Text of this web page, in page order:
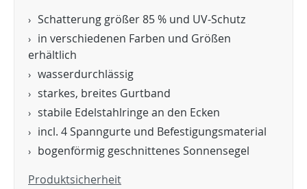
Schatterung größer 85 % und UV-Schutz
in verschiedenen Farben und Größen
erhältlich
wasserdurchlässig
starkes, breites Gurtband
stabile Edelstahlringe an den Ecken
incl. 4 Spanngurte und Befestigungsmaterial
bogenförmig geschnittenes Sonnensegel
Produktsicherheit